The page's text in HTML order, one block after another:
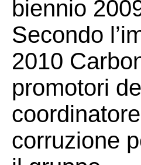
biennio
Secondo
2010
promotori
corruzione